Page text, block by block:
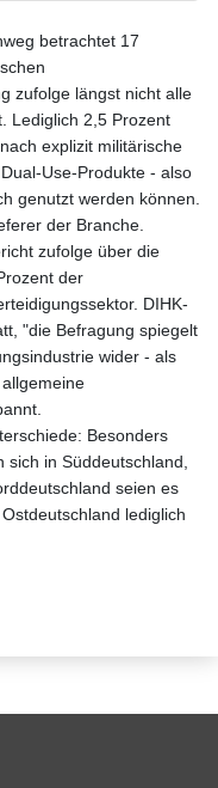
betrachtet 17
zufolge längst nicht alle
Lediglich 2,5 Prozent
explizit militärische
Use-Produkte - also
genutzt werden können.
der Branche.
zufolge über die
der
DIHK-
"die Befragung spiegelt
wider - als
Besonders
sich in Süddeutschland,
seien es
lediglich